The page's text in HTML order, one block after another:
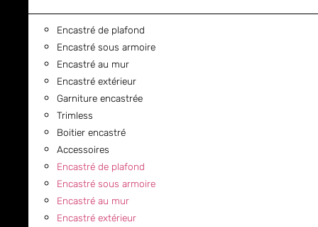
Encastré de plafond
Encastré sous armoire
Encastré au mur
Encastré extérieur
Garniture encastrée
Trimless
Boitier encastré
Accessoires
Encastré de plafond
Encastré sous armoire
Encastré au mur
Encastré extérieur